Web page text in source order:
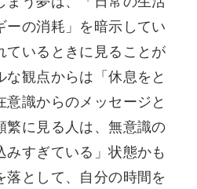
ーの消耗」を暗示してい
ているときに見ることが
観点からは「休息をと
意識からのメッセージと
繁に見る人は、無意識の
みすぎている」状態かも
落として、自分の時間を